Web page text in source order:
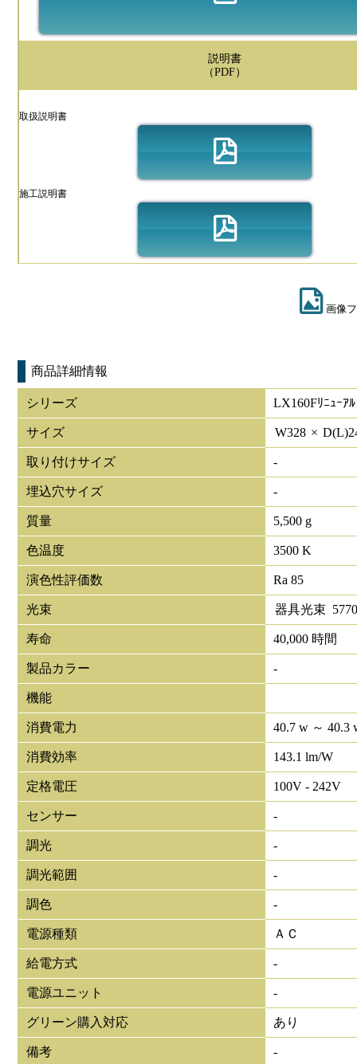
説明書
（PDF）
取扱説明書
施工説明書
画像
商品詳細情報
シリーズ LX160Fﾘﾆｭｰｱﾙ
サイズ W328 × D(L)
取り付けサイズ -
埋込穴サイズ -
質量 5,500 g
色温度 3500 K
演色性評価数 Ra 85
光束 器具光束
寿命 40,000 時間
製品カラー -
機能
消費電力 40.7 w ～ 40.3
消費効率 143.1 lm/W
定格電圧 100V - 242V
センサー -
調光 -
調光範囲 -
調色 -
電源種類 ＡＣ
給電方式 -
電源ユニット -
グリーン購入対応 あり
備考 -